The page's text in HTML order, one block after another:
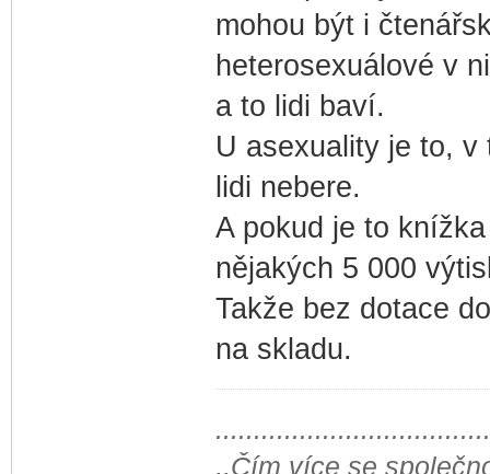
mohou být i
heterosexuálové v
a to lidi baví.
U asexuality je to,
lidi nebere.
A pokud je to
nějakých 5 000
Takže bez dotace
na skladu.
,,Čím více se